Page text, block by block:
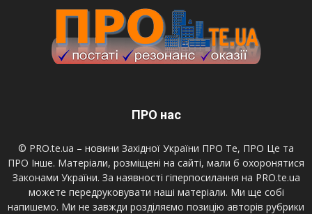
ПРО нас
© PRO.te.ua – новини Західної України ПРО Те, ПРО Це та
ПРО Інше. Матеріали, розміщені на сайті, мали б охоронятися
Законами України. За наявності гіперпосилання на PRO.te.ua
можете передруковувати наші матеріали. Ми ще собі
напишемо. Ми не завжди розділяємо позицію авторів рубрики